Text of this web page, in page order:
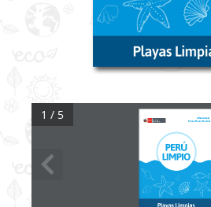
#MenosPlásticoMásVida
1 / 5